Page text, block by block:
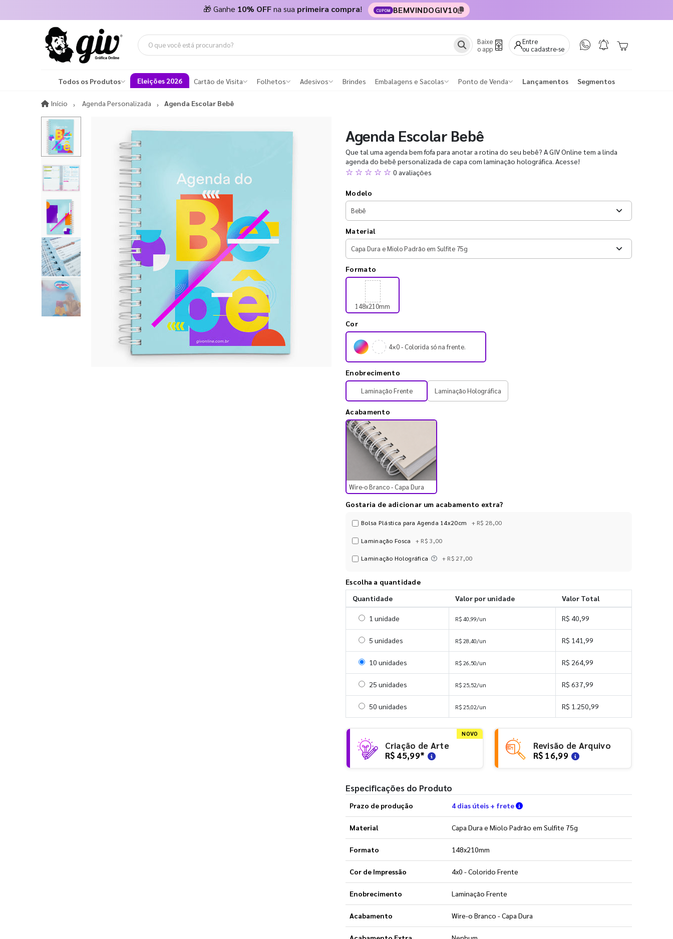
🎁 Ganhe 10% OFFna sua primeira compra! CUPOM BEMVINDOGIV10
Baixe
o app
Entre
ou cadastre-se
Todos os Produtos Eleições 2026 Cartão de Visita Folhetos Adesivos Brindes Embalagens e Sacolas Ponto de Venda Lançamentos Segmentos
Início InícioAgenda Personalizada Agenda Escolar Bebê
Agenda Escolar Bebê
Que tal uma agenda bem fofa para anotar a rotina do seu bebê? A GIV Online tem a linda
agenda do bebê personalizada de capa com laminação holográfica. Acesse!
☆ ☆ ☆ ☆ ☆ 0 avaliações
Modelo
Material
Formato
148x210mm
Cor
4×0 - Colorida só na frente.
Enobrecimento
Laminação Frente Laminação Holográfica
Acabamento
Wire-o Branco - Capa Dura
Gostaria de adicionar um acabamento extra?
Bolsa Plástica para Agenda 14x20cm + R$ 28,00
Laminação Fosca + R$ 3,00
Laminação Holográfica + R$ 27,00
Escolha a quantidade
Quantidade
Valor por unidade Valor Total
Selecionar 1 unidade
1 unidade R$ 40,99/un R$ 40,99
Selecionar 5 unidades
5 unidades R$ 28,40/un R$ 141,99
Selecionar 10 unidades
10 unidades R$ 26,50/un R$ 264,99
Selecionar 25 unidades
25 unidades R$ 25,52/un R$ 637,99
Selecionar 50 unidades
50 unidades R$ 25,02/un R$ 1.250,99
NOVO
Criação de Arte
R$ 45,99*
Revisão de Arquivo
R$ 16,99
Especificações do Produto
Prazo de produção 4 dias úteis + frete Verifique as condições de entrega
Material Capa Dura e Miolo Padrão em Sulfite 75g
Formato 148x210mm
Cor de Impressão 4x0 - Colorido Frente
Enobrecimento Laminação Frente
Acabamento Wire-o Branco - Capa Dura